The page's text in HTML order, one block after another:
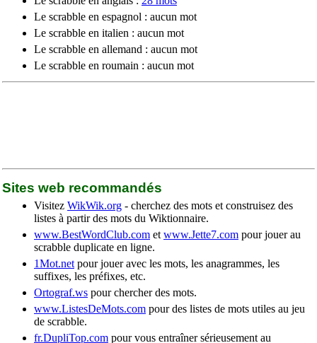
Le scrabble en espagnol : aucun mot
Le scrabble en italien : aucun mot
Le scrabble en allemand : aucun mot
Le scrabble en roumain : aucun mot
Sites web recommandés
Visitez WikWik.org - cherchez des mots et construisez des
listes à partir des mots du Wiktionnaire.
www.BestWordClub.com et www.Jette7.com pour jouer au
scrabble duplicate en ligne.
1Mot.net pour jouer avec les mots, les anagrammes, les
suffixes, les préfixes, etc.
Ortograf.ws pour chercher des mots.
www.ListesDeMots.com pour des listes de mots utiles au jeu
de scrabble.
fr.DupliTop.com pour vous entraîner sérieusement au